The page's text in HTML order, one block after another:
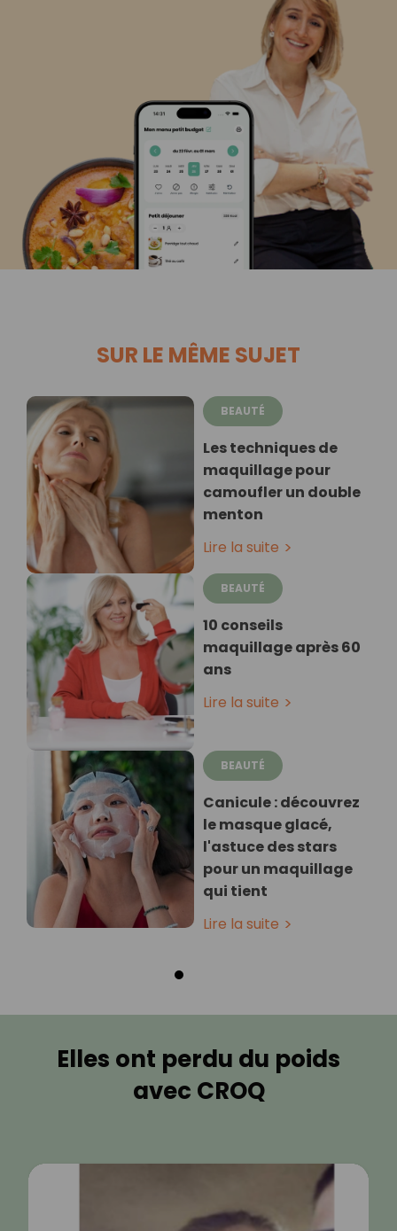
SUR LE MÊME SUJET
BEAUTÉ
Les techniques de
maquillage pour
camoufler un double
menton
Lire la suite
BEAUTÉ
10 conseils
maquillage après 60
ans
Lire la suite
BEAUTÉ
Canicule : découvrez
le masque glacé,
l'astuce des stars
pour un maquillage
qui tient
Lire la suite
Elles ont perdu du poids
avec CROQ